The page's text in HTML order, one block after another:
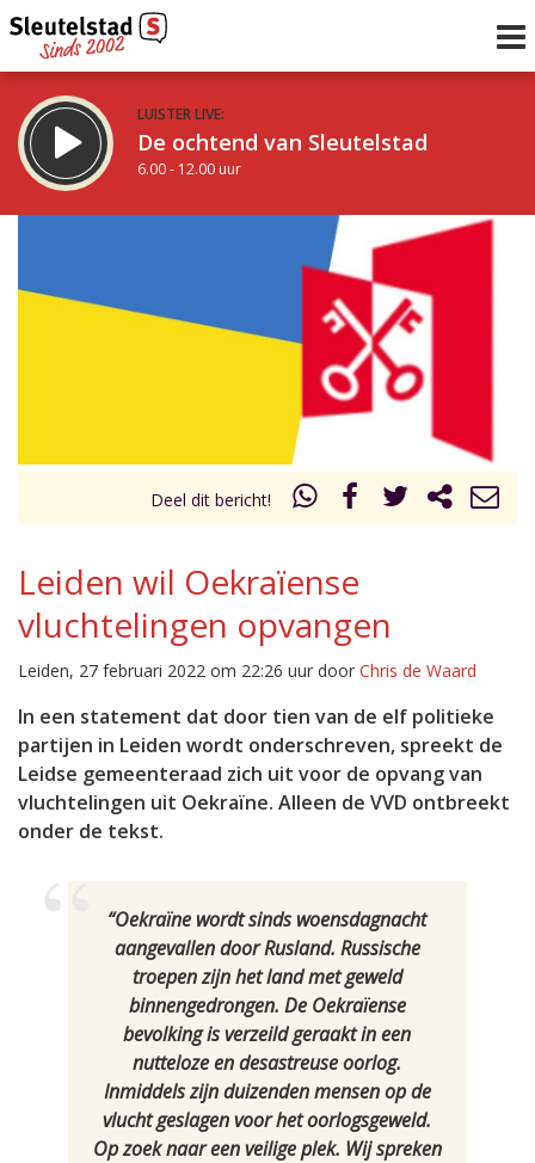
LUISTER LIVE:
De ochtend van Sleutelstad
6.00 - 12.00 uur
Vorig uur
Volgend uur
Deel dit bericht!
Leiden wil Oekraïense
vluchtelingen opvangen
Leiden, 27 februari 2022 om 22:26 uur door Chris de Waard
In een statement dat door tien van de elf politieke
partijen in Leiden wordt onderschreven, spreekt de
Leidse gemeenteraad zich uit voor de opvang van
vluchtelingen uit Oekraïne. Alleen de VVD ontbreekt
onder de tekst.
“Oekraïne wordt sinds woensdagnacht
aangevallen door Rusland. Russische
troepen zijn het land met geweld
binnengedrongen. De Oekraïense
bevolking is verzeild geraakt in een
nutteloze en desastreuse oorlog.
Inmiddels zijn duizenden mensen op de
vlucht geslagen voor het oorlogsgeweld.
Op zoek naar een veilige plek. Wij spreken